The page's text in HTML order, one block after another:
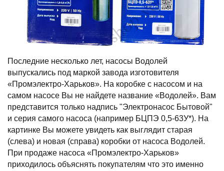
Последние несколько лет, насосы Водолей
выпускались под маркой завода изготовителя
«Промэлектро-Харьков». На коробке с насосом и на
самом насосе Вы не найдете название «Водолей». Вам
представится только надпись "Электронасос Бытовой"
и серия самого насоса (например БЦПЭ 0,5-63У*). На
картинке Вы можете увидеть как выглядит старая
(слева) и новая (справа) коробки от насоса Водолей.
При продаже насоса «Промэлектро-Харьков»
приходилось объяснять покупателям что это именно